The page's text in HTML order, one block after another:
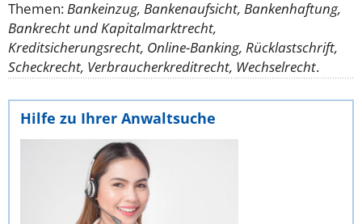
Themen:Bankeinzug, Bankenaufsicht, Bankenhaftung,
Bankrecht und Kapitalmarktrecht,
Kreditsicherungsrecht, Online-Banking, Rücklastschrift,
Scheckrecht, Verbraucherkreditrecht, Wechselrecht.
Hilfe zu Ihrer Anwaltsuche